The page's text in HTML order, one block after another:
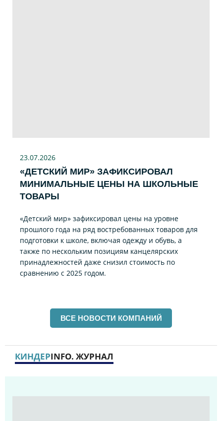
23.07.2026
«ДЕТСКИЙ МИР» ЗАФИКСИРОВАЛ
МИНИМАЛЬНЫЕ ЦЕНЫ НА ШКОЛЬНЫЕ
ТОВАРЫ
«Детский мир» зафиксировал цены на уровне
прошлого года на ряд востребованных товаров для
подготовки к школе, включая одежду и обувь, а
также по нескольким позициям канцелярских
принадлежностей даже снизил стоимость по
сравнению с 2025 годом.
ВСЕ НОВОСТИ КОМПАНИЙ
КИНДЕРINFO. ЖУРНАЛ